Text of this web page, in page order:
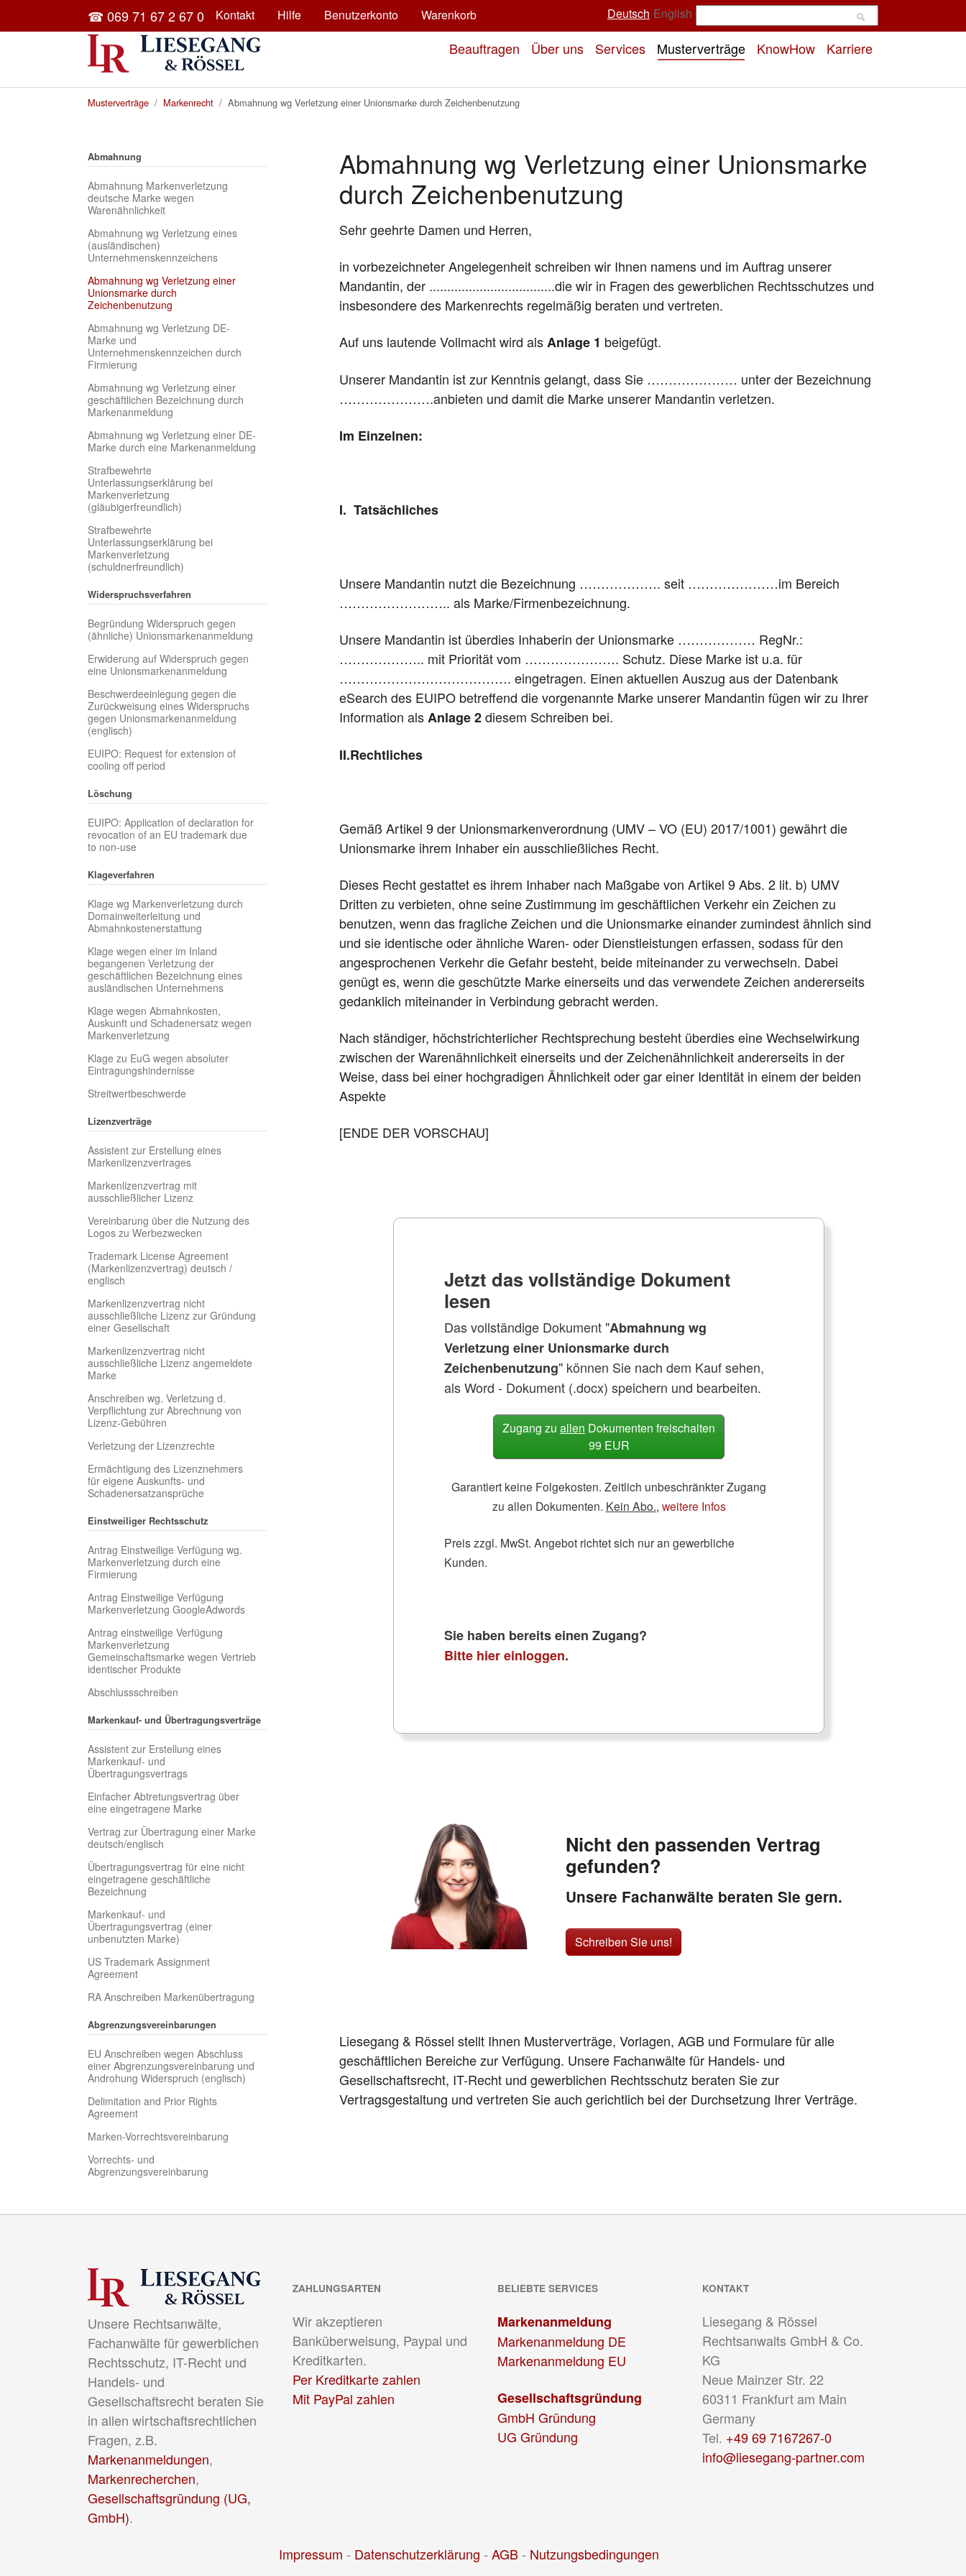
Skip to main content☎ 069 71 67 2 67 0 Kontakt Hilfe Benutzerkonto Warenkorb Deutsch English
Beauftragen Über uns Services Musterverträge KnowHow Karriere
You are here:
Musterverträge Markenrecht Abmahnung wg Verletzung einer Unionsmarke durch Zeichenbenutzung
Abmahnung
Abmahnung Markenverletzung
deutsche Marke wegen
Warenähnlichkeit
Abmahnung wg Verletzung eines
(ausländischen)
Unternehmenskennzeichens
Abmahnung wg Verletzung einer
Unionsmarke durch
Zeichenbenutzung
Abmahnung wg Verletzung DE-
Marke und
Unternehmenskennzeichen durch
Firmierung
Abmahnung wg Verletzung einer
geschäftlichen Bezeichnung durch
Markenanmeldung
Abmahnung wg Verletzung einer DE-
Marke durch eine Markenanmeldung
Strafbewehrte
Unterlassungserklärung bei
Markenverletzung
(gläubigerfreundlich)
Strafbewehrte
Unterlassungserklärung bei
Markenverletzung
(schuldnerfreundlich)
Widerspruchsverfahren
Begründung Widerspruch gegen
(ähnliche) Unionsmarkenanmeldung
Erwiderung auf Widerspruch gegen
eine Unionsmarkenanmeldung
Beschwerdeeinlegung gegen die
Zurückweisung eines Widerspruchs
gegen Unionsmarkenanmeldung
(englisch)
EUIPO: Request for extension of
cooling off period
Löschung
EUIPO: Application of declaration for
revocation of an EU trademark due
to non-use
Klageverfahren
Klage wg Markenverletzung durch
Domainweiterleitung und
Abmahnkostenerstattung
Klage wegen einer im Inland
begangenen Verletzung der
geschäftlichen Bezeichnung eines
ausländischen Unternehmens
Klage wegen Abmahnkosten,
Auskunft und Schadenersatz wegen
Markenverletzung
Klage zu EuG wegen absoluter
Eintragungshindernisse
Streitwertbeschwerde
Lizenzverträge
Assistent zur Erstellung eines
Markenlizenzvertrages
Markenlizenzvertrag mit
ausschließlicher Lizenz
Vereinbarung über die Nutzung des
Logos zu Werbezwecken
Trademark License Agreement
(Markenlizenzvertrag) deutsch /
englisch
Markenlizenzvertrag nicht
ausschließliche Lizenz zur Gründung
einer Gesellschaft
Markenlizenzvertrag nicht
ausschließliche Lizenz angemeldete
Marke
Anschreiben wg. Verletzung d.
Verpflichtung zur Abrechnung von
Lizenz-Gebühren
Verletzung der Lizenzrechte
Ermächtigung des Lizenznehmers
für eigene Auskunfts- und
Schadenersatzansprüche
Einstweiliger Rechtsschutz
Antrag Einstweilige Verfügung wg.
Markenverletzung durch eine
Firmierung
Antrag Einstweilige Verfügung
Markenverletzung GoogleAdwords
Antrag einstweilige Verfügung
Markenverletzung
Gemeinschaftsmarke wegen Vertrieb
identischer Produkte
Abschlussschreiben
Markenkauf- und Übertragungsverträge
Assistent zur Erstellung eines
Markenkauf- und
Übertragungsvertrags
Einfacher Abtretungsvertrag über
eine eingetragene Marke
Vertrag zur Übertragung einer Marke
deutsch/englisch
Übertragungsvertrag für eine nicht
eingetragene geschäftliche
Bezeichnung
Markenkauf- und
Übertragungsvertrag (einer
unbenutzten Marke)
US Trademark Assignment
Agreement
RA Anschreiben Markenübertragung
Abgrenzungsvereinbarungen
EU Anschreiben wegen Abschluss
einer Abgrenzungsvereinbarung und
Androhung Widerspruch (englisch)
Delimitation and Prior Rights
Agreement
Marken-Vorrechtsvereinbarung
Vorrechts- und
Abgrenzungsvereinbarung
Abmahnung wg Verletzung einer Unionsmarke
durch Zeichenbenutzung
Sehr geehrte Damen und Herren,
in vorbezeichneter Angelegenheit schreiben wir Ihnen namens und im Auftrag unserer
Mandantin, der ...................................die wir in Fragen des gewerblichen Rechtsschutzes und
insbesondere des Markenrechts regelmäßig beraten und vertreten.
Auf uns lautende Vollmacht wird alsAnlage 1 beigefügt.
Unserer Mandantin ist zur Kenntnis gelangt, dass Sie ………………… unter der Bezeichnung
………………….anbieten und damit die Marke unserer Mandantin verletzen.
Im Einzelnen:
I. Tatsächliches
Unsere Mandantin nutzt die Bezeichnung ………………. seit …………………im Bereich
…………………….. als Marke/Firmenbezeichnung.
Unsere Mandantin ist überdies Inhaberin der Unionsmarke ……………… RegNr.:
……………….. mit Priorität vom …………………. Schutz. Diese Marke ist u.a. für
…………………………………. eingetragen. Einen aktuellen Auszug aus der Datenbank
eSearch des EUIPO betreffend die vorgenannte Marke unserer Mandantin fügen wir zu Ihrer
Information alsAnlage 2diesem Schreiben bei.
II.Rechtliches
Gemäß Artikel 9 der Unionsmarkenverordnung (UMV – VO (EU) 2017/1001) gewährt die
Unionsmarke ihrem Inhaber ein ausschließliches Recht.
Dieses Recht gestattet es ihrem Inhaber nach Maßgabe von Artikel 9 Abs. 2 lit. b) UMV
Dritten zu verbieten, ohne seine Zustimmung im geschäftlichen Verkehr ein Zeichen zu
benutzen, wenn das fragliche Zeichen und die Unionsmarke einander zumindest ähnlich sind
und sie identische oder ähnliche Waren- oder Dienstleistungen erfassen, sodass für den
angesprochenen Verkehr die Gefahr besteht, beide miteinander zu verwechseln. Dabei
genügt es, wenn die geschützte Marke einerseits und das verwendete Zeichen andererseits
gedanklich miteinander in Verbindung gebracht werden.
Nach ständiger, höchstrichterlicher Rechtsprechung besteht überdies eine Wechselwirkung
zwischen der Warenähnlichkeit einerseits und der Zeichenähnlichkeit andererseits in der
Weise, dass bei einer hochgradigen Ähnlichkeit oder gar einer Identität in einem der beiden
Aspekte
[ENDE DER VORSCHAU]
Jetzt das vollständige Dokument
lesen
Das vollständige Dokument "Abmahnung wg
Verletzung einer Unionsmarke durch
Zeichenbenutzung" können Sie nach dem Kauf sehen,
als Word - Dokument (.docx) speichern und bearbeiten.
Zugang zu allen Dokumenten freischalten
99 EUR
Garantiert keine Folgekosten. Zeitlich unbeschränkter Zugang
zu allen Dokumenten. Kein Abo., weitere Infos
Preis zzgl. MwSt. Angebot richtet sich nur an gewerbliche
Kunden.
Sie haben bereits einen Zugang?
Bitte hier einloggen.
Nicht den passenden Vertrag
gefunden?
Unsere Fachanwälte beraten Sie gern.
Schreiben Sie uns!
Liesegang & Rössel stellt Ihnen Musterverträge, Vorlagen, AGB und Formulare für alle
geschäftlichen Bereiche zur Verfügung. Unsere Fachanwälte für Handels- und
Gesellschaftsrecht, IT-Recht und gewerblichen Rechtsschutz beraten Sie zur
Vertragsgestaltung und vertreten Sie auch gerichtlich bei der Durchsetzung Ihrer Verträge.
Unsere Rechtsanwälte,
Fachanwälte für gewerblichen
Rechtsschutz, IT-Recht und
Handels- und
Gesellschaftsrecht beraten Sie
in allen wirtschaftsrechtlichen
Fragen, z.B.
Markenanmeldungen,
Markenrecherchen,
Gesellschaftsgründung (UG,
GmbH).
ZAHLUNGSARTEN
Wir akzeptieren
Banküberweisung, Paypal und
Kreditkarten.
Per Kreditkarte zahlen
Mit PayPal zahlen
BELIEBTE SERVICES
Markenanmeldung
Markenanmeldung DE
Markenanmeldung EU
Gesellschaftsgründung
GmbH Gründung
UG Gründung
KONTAKT
Liesegang & Rössel
Rechtsanwalts GmbH & Co.
KG
Neue Mainzer Str. 22
60311 Frankfurt am Main
Germany
Tel. +49 69 7167267-0
info@liesegang-partner.com
Impressum - Datenschutzerklärung - AGB- Nutzungsbedingungen